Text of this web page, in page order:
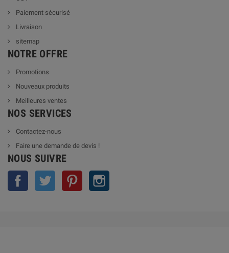
Paiement sécurisé
Livraison
sitemap
NOTRE OFFRE
Promotions
Nouveaux produits
Meilleures ventes
NOS SERVICES
Contactez-nous
Faire une demande de devis !
NOUS SUIVRE
Facebook Twitter Pinterest